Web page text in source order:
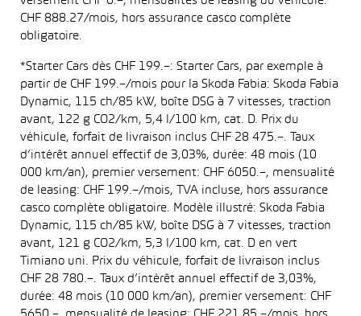
CHF 888.27/mois, hors assurance casco complète
obligatoire.
*Starter Cars dès CHF 199.–: Starter Cars, par exemple à
partir de CHF 199.–/mois pour la Skoda Fabia: Skoda Fabia
Dynamic, 115 ch/85 kW, boîte DSG à 7 vitesses, traction
avant, 122 g CO2/km, 5,4 l/100 km, cat. D. Prix du
véhicule, forfait de livraison inclus CHF 28 475.–. Taux
d’intérêt annuel effectif de 3,03%, durée: 48 mois (10
000 km/an), premier versement: CHF 6050.–, mensualité
de leasing: CHF 199.–/mois, TVA incluse, hors assurance
casco complète obligatoire. Modèle illustré: Skoda Fabia
Dynamic, 115 ch/85 kW, boîte DSG à 7 vitesses, traction
avant, 121 g CO2/km, 5,3 l/100 km, cat. D en vert
Timiano uni. Prix du véhicule, forfait de livraison inclus
CHF 28 780.–. Taux d’intérêt annuel effectif de 3,03%,
durée: 48 mois (10 000 km/an), premier versement: CHF